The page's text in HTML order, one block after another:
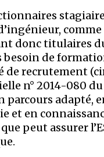
comme
donc titulaires
besoin de
de recrutement
n° 2014-080 du
parcours adapté,
et en
peut assurer